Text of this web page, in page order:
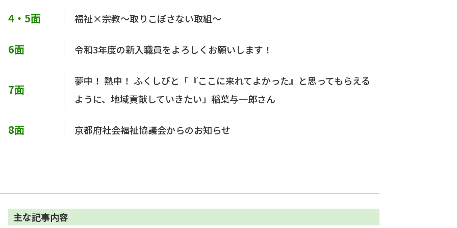
4・5面 福祉×宗教～取りこぼさない取組～
6面 令和3年度の新入職員をよろしくお願いします！
7面
夢中！ 熱中！ ふくしびと「『ここに来れてよかった』と思ってもらえる
ように、地域貢献していきたい」稲葉与一郎さん
8面 京都府社会福祉協議会からのお知らせ
主な記事内容